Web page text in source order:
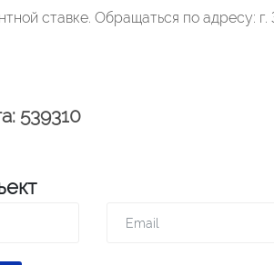
ставке. Обращаться по адресу: г.
539310